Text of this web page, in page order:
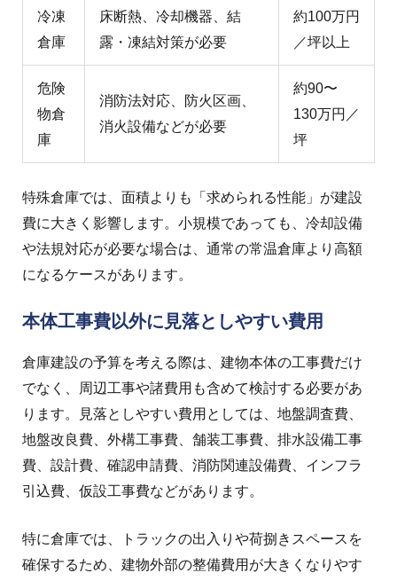
冷凍
倉庫
床断熱、冷却機器、結
露・凍結対策が必要
約100万円
／坪以上
危険
物倉
庫
消防法対応、防火区画、
消火設備などが必要
約90〜
130万円／
坪
特殊倉庫では、面積よりも「求められる性能」が建設
費に大きく影響します。小規模であっても、冷却設備
や法規対応が必要な場合は、通常の常温倉庫より高額
になるケースがあります。
本体工事費以外に見落としやすい費用
倉庫建設の予算を考える際は、建物本体の工事費だけ
でなく、周辺工事や諸費用も含めて検討する必要があ
ります。
見落としやすい費用としては、地盤調査費、
地盤改良費、外構工事費、舗装工事費、排水設備工事
費、設計費、確認申請費、消防関連設備費、インフラ
引込費、仮設工事費などがあります。
特に倉庫では、トラックの出入りや荷捌きスペースを
確保するため、建物外部の整備費用が大きくなりやす